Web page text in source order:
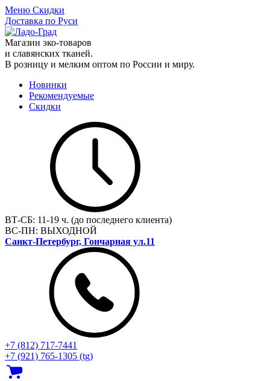
Меню Скидки
Доставка по Руси
Магазин эко-товаров
и славянских тканей.
В розницу и мелким оптом по России и миру.
Новинки
Рекомендуемые
Скидки
ВТ-СБ: 11-19 ч. (до последнего клиента)
ВС-ПН: ВЫХОДНОЙ
Санкт-Петербург, Гончарная ул.11
+7 (812) 717‑7441
+7 (921) 765-1305 (tg)